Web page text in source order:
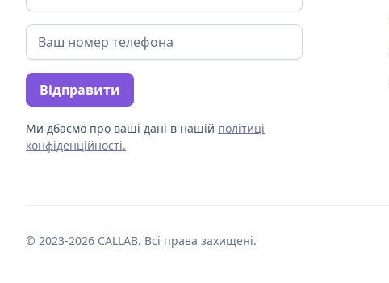
Ми дбаємо про ваші дані в нашій політиці
конфіденційності.
© 2023-2026 CALLAB. Всі права захищені.